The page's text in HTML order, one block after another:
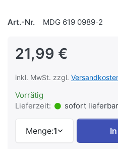
Art.-Nr. MDG 619 0989-2
21,99 €
inkl. MwSt. zzgl.
Vorrätig
Lieferzeit:
sofort lieferbar
Menge:1